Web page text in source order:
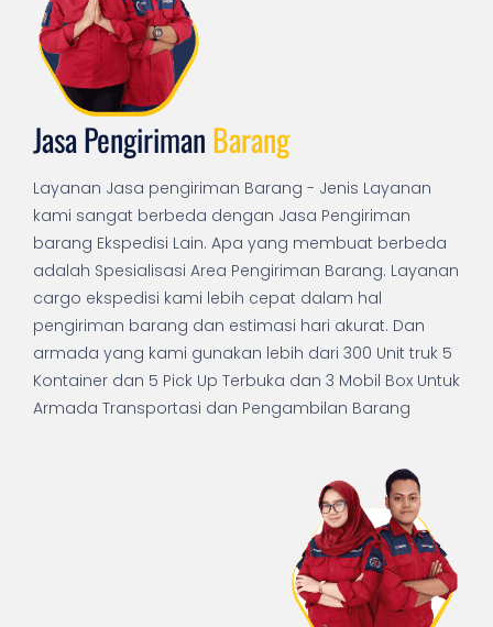
Jasa PengirimanBarang
Layanan Jasa pengiriman Barang - Jenis Layanan
kami sangat berbeda dengan Jasa Pengiriman
barang Ekspedisi Lain. Apa yang membuat berbeda
adalah Spesialisasi Area Pengiriman Barang. Layanan
cargo ekspedisi kami lebih cepat dalam hal
pengiriman barang dan estimasi hari akurat. Dan
armada yang kami gunakan lebih dari 300 Unit truk 5
Kontainer dan 5 Pick Up Terbuka dan 3 Mobil Box Untuk
Armada Transportasi dan Pengambilan Barang